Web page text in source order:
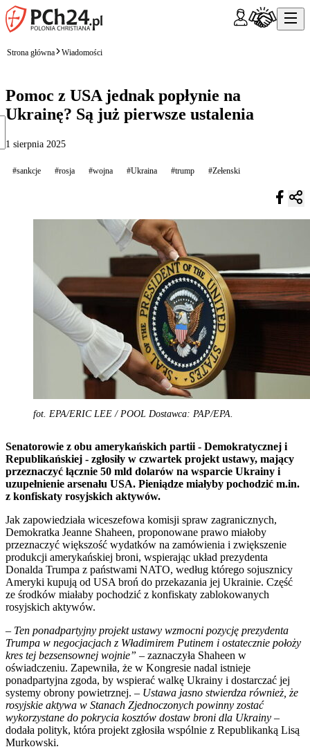
Strona główna Wiadomości
Pomoc z USA jednak popłynie na
Ukrainę? Są już pierwsze ustalenia
1 sierpnia 2025
#sankcje #rosja #wojna #Ukraina #trump #Zełenski
fot. EPA/ERIC LEE / POOL Dostawca: PAP/EPA.
Senatorowie z obu amerykańskich partii - Demokratycznej i
Republikańskiej - zgłosiły w czwartek projekt ustawy, mający
przeznaczyć łącznie 50 mld dolarów na wsparcie Ukrainy i
uzupełnienie arsenału USA. Pieniądze miałyby pochodzić m.in.
z konfiskaty rosyjskich aktywów.
Jak zapowiedziała wiceszefowa komisji spraw zagranicznych,
Demokratka Jeanne Shaheen, proponowane prawo miałoby
przeznaczyć większość wydatków na zamówienia i zwiększenie
produkcji amerykańskiej broni, wspierając układ prezydenta
Donalda Trumpa z państwami NATO, według którego sojusznicy
Ameryki kupują od USA broń do przekazania jej Ukrainie. Część
ze środków miałaby pochodzić z konfiskaty zablokowanych
rosyjskich aktywów.
– Ten ponadpartyjny projekt ustawy wzmocni pozycję prezydenta
Trumpa w negocjacjach z Władimirem Putinem i ostatecznie położy
kres tej bezsensownej wojnie” – zaznaczyła Shaheen w
oświadczeniu. Zapewniła, że w Kongresie nadal istnieje
ponadpartyjna zgoda, by wspierać walkę Ukrainy i dostarczać jej
systemy obrony powietrznej. – Ustawa jasno stwierdza również, że
rosyjskie aktywa w Stanach Zjednoczonych powinny zostać
wykorzystane do pokrycia kosztów dostaw broni dla Ukrainy –
dodała polityk, która projekt zgłosiła wspólnie z Republikanką Lisą
Murkowski.